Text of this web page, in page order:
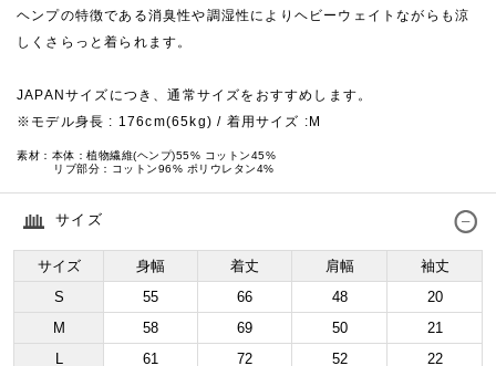
ヘンプの特徴である消臭性や調湿性によりヘビーウェイトながらも涼
しくさらっと着られます。
JAPANサイズにつき、通常サイズをおすすめします。
※モデル身長 : 176cm(65kg) / 着用サイズ :M
素材：本体：植物繊維(ヘンプ)55% コットン45%
リブ部分：コットン96% ポリウレタン4%
サイズ
サイズ 身幅 着丈 肩幅
袖丈
S
55 66 48
20
M
58 69 50
21
L
61 72 52
22